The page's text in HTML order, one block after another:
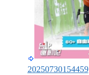
20250730154459